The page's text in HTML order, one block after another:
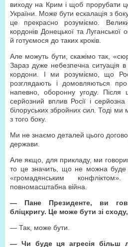
виходу на Крим і щоб прорубати
України. Може бути ескалація з
це прекрасно розуміємо.
кордонів Донецької та
й готуємося до таких кроків.
Але можуть бути, скажімо так,
Зараз дуже небезпечна ситуація в
кордони. І ми розуміємо, що
розглядають і домовляються про
напевно, оборонну угоду. Після
серйозний вплив Росії і
білоруських збройних сил. Тоді ми
з того боку.
Ми не знаємо деталей цього
держави.
Але якщо, для прикладу, ми
то це значить, що не можна буде
«громадянським
повномасштабна війна.
— Пане Президенте, ви
бліцкригу. Це може бути зі
— Так, може бути.
— Чи буде ця агресія більш